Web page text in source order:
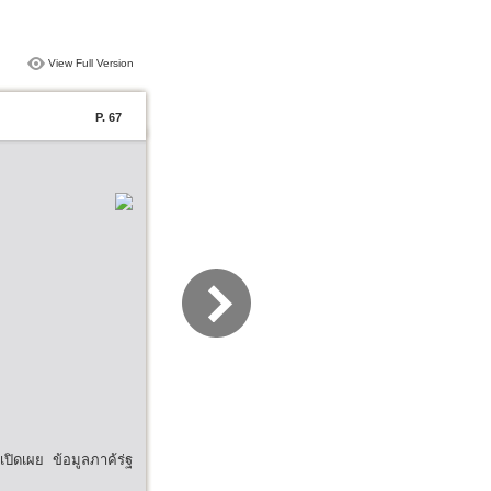
View Full Version
P. 67
เผย ข้อมูลภาค้ร่ฐ